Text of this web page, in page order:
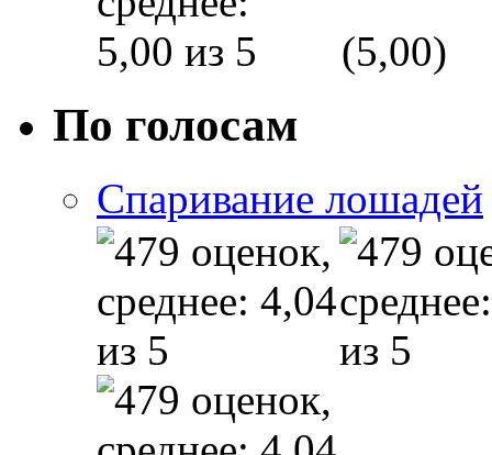
(5,00)
По голосам
Спаривание лошадей